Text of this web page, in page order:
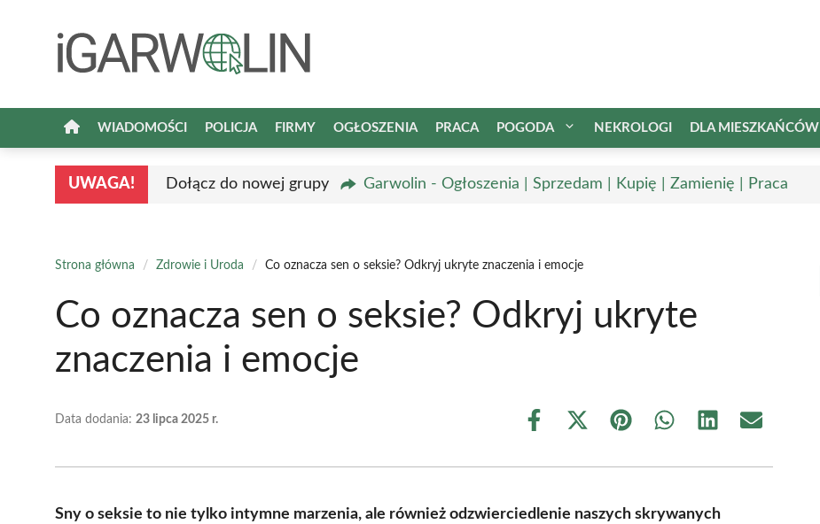
WIADOMOŚCI POLICJA FIRMY OGŁOSZENIA PRACA POGODA NEKROLOGI DLA MIESZKAŃCÓW
UWAGA! Dołącz do nowej grupy Garwolin - Ogłoszenia | Sprzedam | Kupię | Zamienię | Praca
Strona główna / Zdrowie i Uroda / Co oznacza sen o seksie? Odkryj ukryte znaczenia i emocje
Co oznacza sen o seksie? Odkryj ukryte
znaczenia i emocje
Data dodania: 23 lipca 2025 r.
Share
Share
(Twitter)
Share Share Share Share
Sny o seksie to nie tylko intymne marzenia, ale również odzwierciedlenie naszych skrywanych